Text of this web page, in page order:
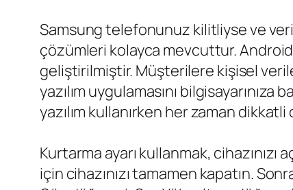
Samsung telefonunuz kilitliyse ve
çözümleri kolayca mevcuttur.
geliştirilmiştir. Müşterilere kişisel
yazılım uygulamasını
yazılım kullanırken her zaman
Kurtarma ayarı kullanmak,
için cihazınızı tamamen kapatın.